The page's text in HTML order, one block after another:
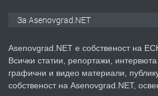
ПРЕДЛАГА
Давам
За Asenovgrad.NET
Asenovgrad.NET е собственост на
Всички статии, репортажи, интервюта
графични и видео материали,
собственост на Asenovgrad.NET,